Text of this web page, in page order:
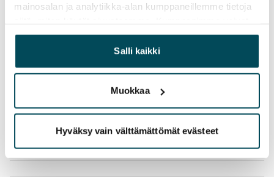
mainosalan ja analytiikka-alan kumppaneillemme tietoja
yhdistää näitä tietoja muihin tietoihin, joita olet antanut
heille tai joita on kerätty, kun olet käyttänyt heidän
palvelujaan.
Salli kaikki
Muokkaa
Hyväksy vain välttämättömät evästeet
Laajakaista
Vuokraan sisältyy 50 M laajakaistaliittymä. Voit hankkia
lisänopeutta etuhintaan ottamalla yhteyttä
operaattoriin Telia.
Kyllä
Savuton talo
Ei